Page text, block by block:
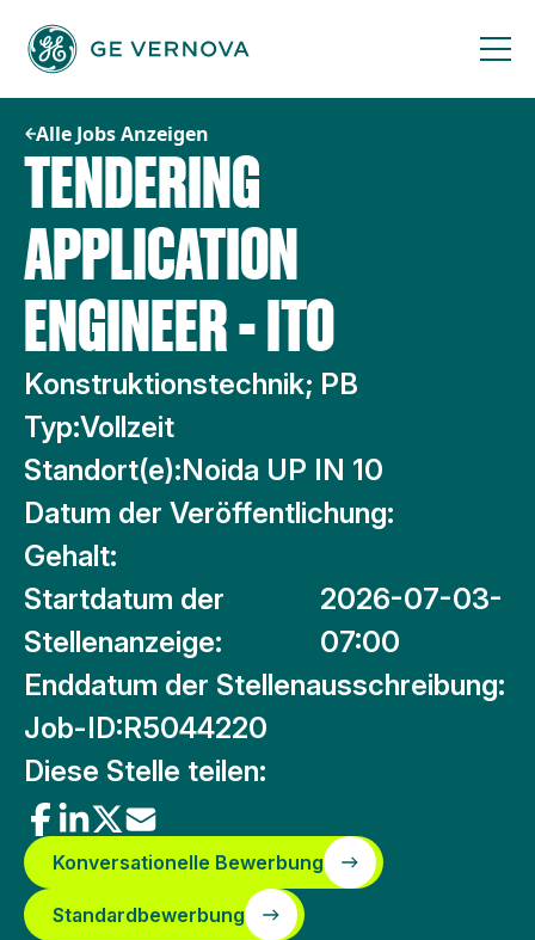
Inhalt
springen
Alle Jobs Anzeigen
TENDERING
APPLICATION
ENGINEER - ITO
Konstruktionstechnik; PB
Typ:Vollzeit
Standort(e):Noida UP IN 10
Datum der Veröffentlichung:
Gehalt:
Startdatum der
Stellenanzeige:
2026-07-03-
07:00
Enddatum der Stellenausschreibung:
Job-ID:R5044220
Diese Stelle teilen:
Konversationelle Bewerbung
Standardbewerbung